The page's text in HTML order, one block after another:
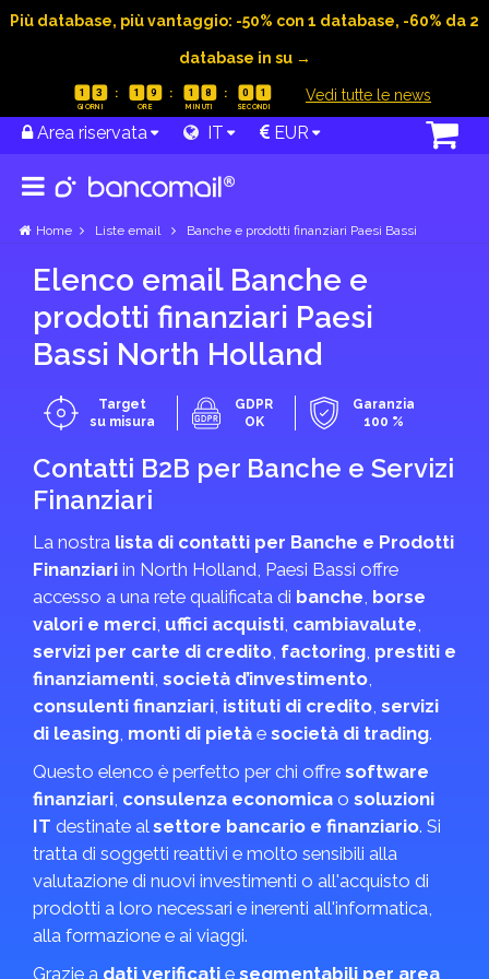
Più database, più vantaggio: -50% con 1 database, -60% da 2
database in su →
1 3 1 9 1 8 0 0 Vedi tutte le news
Area riservata IT EUR
Home Liste email Banche e prodotti finanziari Paesi Bassi
Elenco email Banche e
prodotti finanziari Paesi
Bassi North Holland
Target
su misura
GDPR
OK
Garanzia
100 %
Contatti B2B per Banche e Servizi
Finanziari
La nostra lista di contatti per Banche e Prodotti
Finanziari in North Holland, Paesi Bassi offre
accesso a una rete qualificata di banche, borse
valori e merci, uffici acquisti, cambiavalute,
servizi per carte di credito, factoring, prestiti e
finanziamenti, società d’investimento,
consulenti finanziari, istituti di credito, servizi
di leasing, monti di pietà e società di trading.
Questo elenco è perfetto per chi offre software
finanziari, consulenza economica o soluzioni
IT destinate alsettore bancario e finanziario. Si
tratta di soggetti reattivi e molto sensibili alla
valutazione di nuovi investimenti o all'acquisto di
prodotti a loro necessari e inerenti all'informatica,
alla formazione e ai viaggi.
Grazie a dati verificati e segmentabili per area